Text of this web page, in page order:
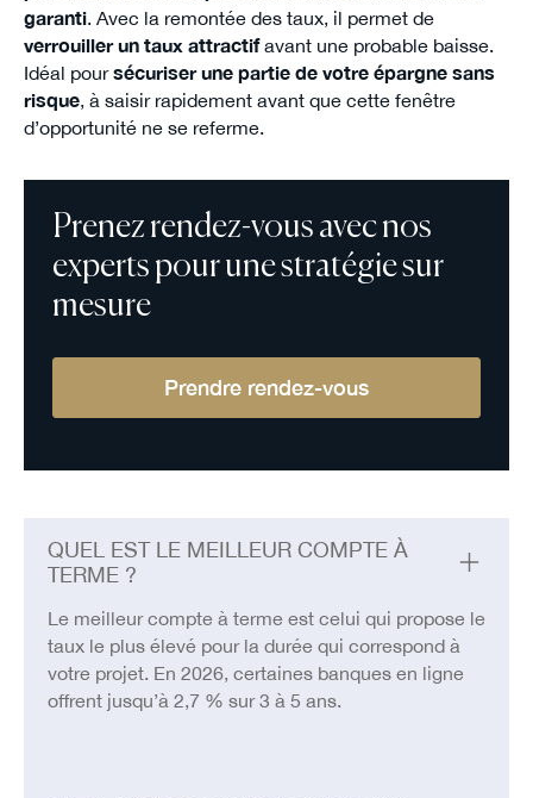
garanti. Avec la remontée des taux, il permet de
verrouiller un taux attractifavant une probable baisse.
Idéal poursécuriser une partie de votre épargne sans
risque, à saisir rapidement avant que cette fenêtre
d’opportunité ne se referme.
Prenez rendez-vous avec nos
experts pour une stratégie sur
mesure
Prendre rendez-vous
QUEL EST LE MEILLEUR COMPTE À
TERME ?
Le meilleur compte à terme est celui qui propose le
taux le plus élevé pour la durée qui correspond à
votre projet. En 2026, certaines banques en ligne
offrent jusqu’à 2,7 % sur 3 à 5 ans.